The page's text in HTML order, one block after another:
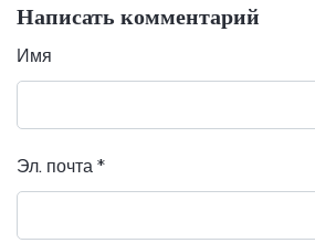
Написать комментарий
Имя
Эл. почта *